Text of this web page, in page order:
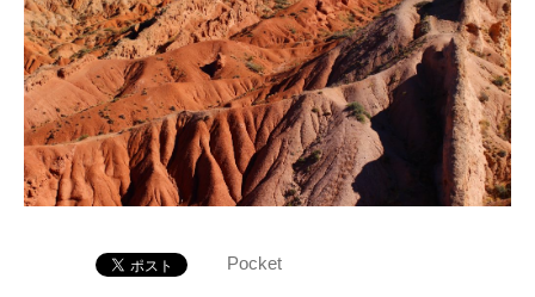
Pocket